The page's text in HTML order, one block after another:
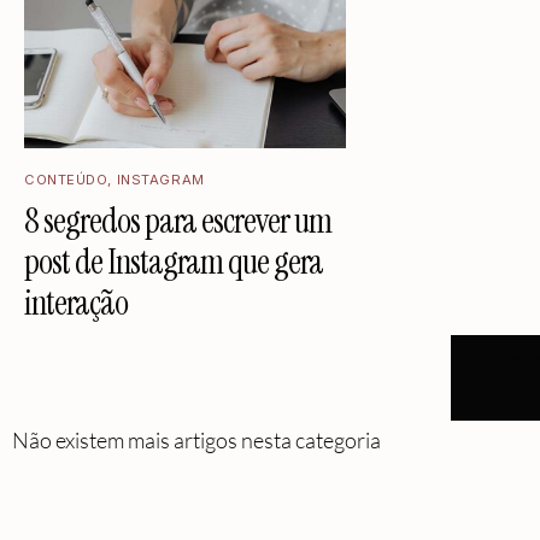
CONTEÚDO, INSTAGRAM
8 segredos para escrever um
post de Instagram que gera
interação
Não existem mais artigos nesta categoria